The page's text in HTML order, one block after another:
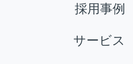
採用事例
サービス